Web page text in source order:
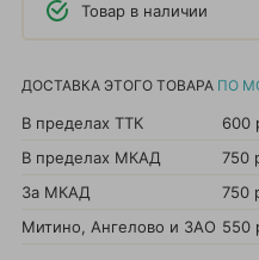
Товар в наличии
ДОСТАВКА ЭТОГО ТОВАРА ПО
В пределах ТТК 600
В пределах МКАД
750
За МКАД
750
Митино, Ангелово и ЗАО 550